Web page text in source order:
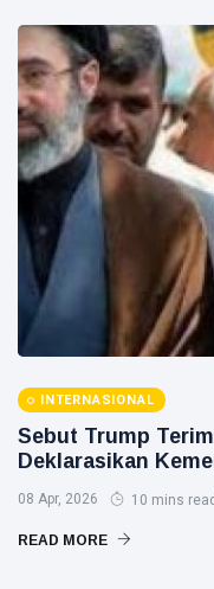
INTERNASIONAL
Sebut Trump
Deklarasikan
08 Apr, 2026 10 mins read
READ MORE